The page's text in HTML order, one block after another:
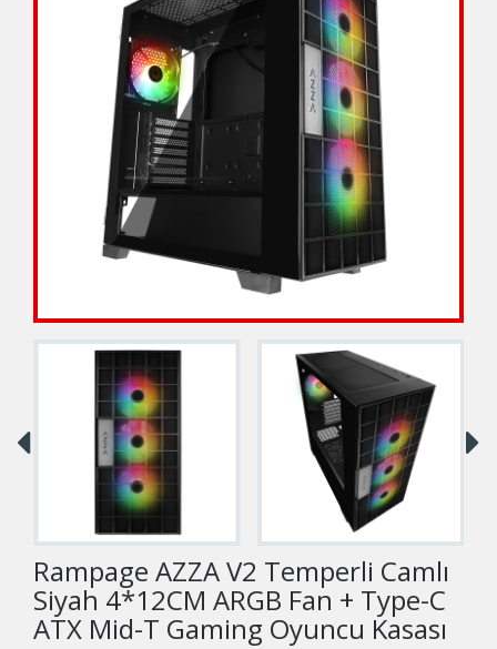
Rampage AZZA V2 Temperli Camlı
Siyah 4*12CM ARGB Fan + Type-C
ATX Mid-T Gaming Oyuncu Kasası